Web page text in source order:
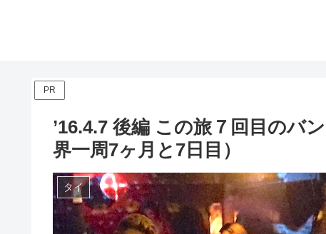
PR
’16.4.7 後編 この旅７回目のバ
界一周7ヶ月と7日目）
タイ